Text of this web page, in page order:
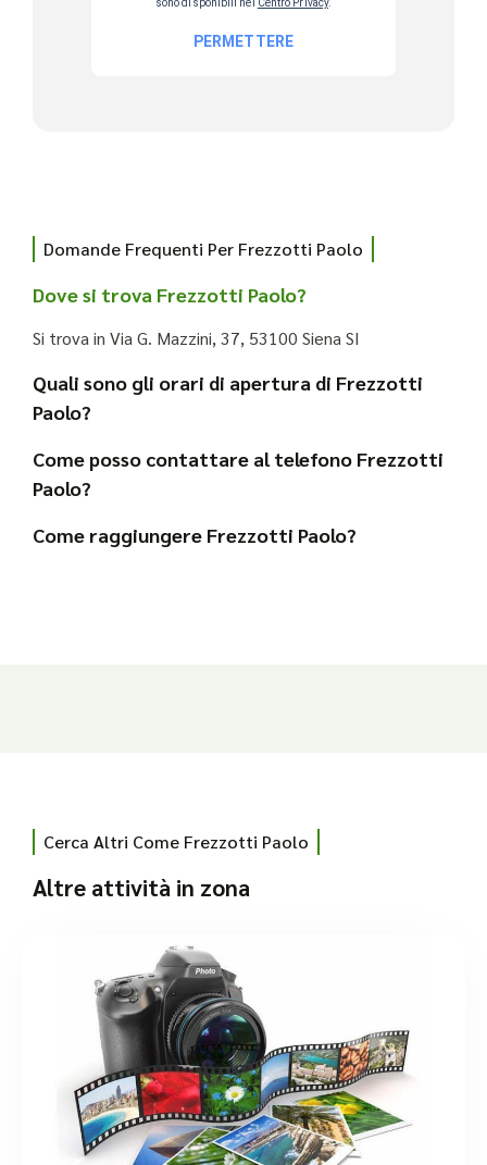
Domande Frequenti Per Frezzotti Paolo
Dove si trova Frezzotti Paolo?
Si trova in Via G. Mazzini, 37, 53100 Siena SI
Quali sono gli orari di apertura di Frezzotti
Paolo?
Come posso contattare al telefono Frezzotti
Paolo?
Come raggiungere Frezzotti Paolo?
Cerca Altri Come Frezzotti Paolo
Altre attività in zona